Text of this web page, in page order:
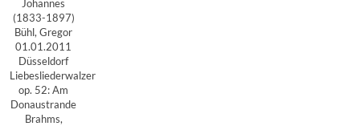
Johannes
(1833-1897)
Bühl, Gregor
01.01.2011
Düsseldorf
Liebesliederwalzer
op. 52: Am
Donaustrande
Brahms,